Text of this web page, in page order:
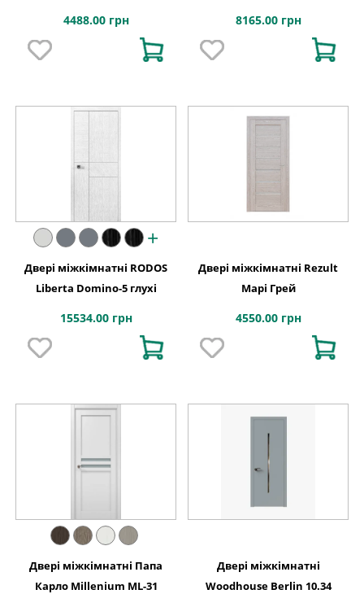
4488.00 грн 8165.00 грн
+
Двері міжкімнатні RODOS
Liberta Domino-5 глухі
15534.00 грн
Двері міжкімнатні Rezult
Марі Грей
4550.00 грн
Двері міжкімнатні Папа
Карло Millenium ML-31
Двері міжкімнатні
Woodhouse Berlin 10.34